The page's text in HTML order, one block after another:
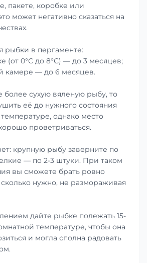
пакете, коробке или
может негативно сказаться на
рыбки в пергаменте:
(от 0°С до 8°С) — до 3 месяцев;
камере — до 6 месяцев.
более сухую вяленую рыбу, то
её до нужного состояния
однако место
проветриваться.
крупную рыбу заверните по
— по 2-3 штуки. При таком
вы сможете брать ровно
нужно, не размораживая
дайте рыбке полежать 15-
температуре, чтобы она
и могла сполна радовать